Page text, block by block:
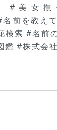
#美女撫
前を教えて
検索 #名前
鑑 #株式会